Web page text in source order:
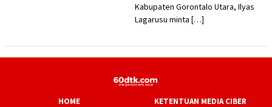
Kabupaten Gorontalo Utara, Ilyas
Lagarusu minta […]
HOME
KETENTUAN MEDIA CIBER